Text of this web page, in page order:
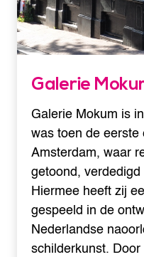
Galerie
Galerie Mokum is
was toen de
Amsterdam, waar
getoond,
Hiermee heeft zij
gespeeld in de
Nederlandse
schilderkunst.